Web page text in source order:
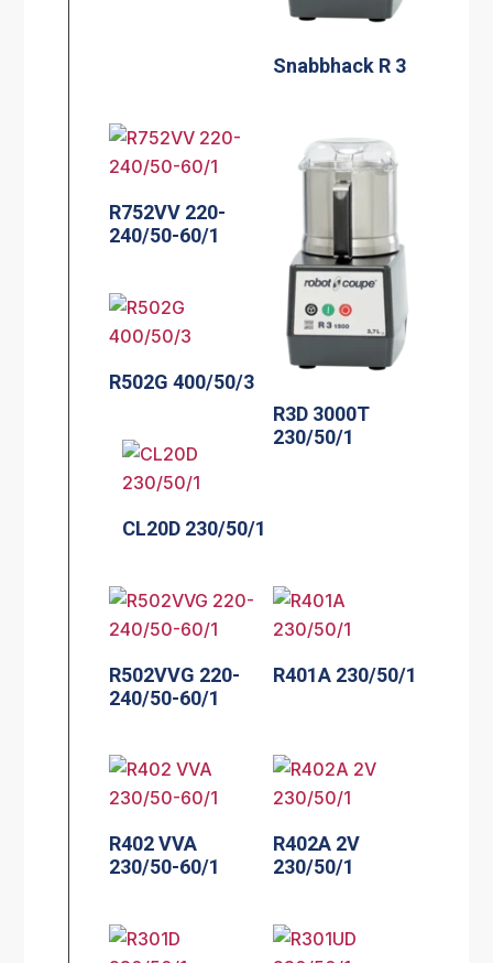
Snabbhack R 3
R752VV 220-
240/50-60/1
R3D 3000T
230/50/1
R502G 400/50/3
CL20D 230/50/1
R502VVG 220-
240/50-60/1
R401A 230/50/1
R402 VVA
230/50-60/1
R402A 2V
230/50/1